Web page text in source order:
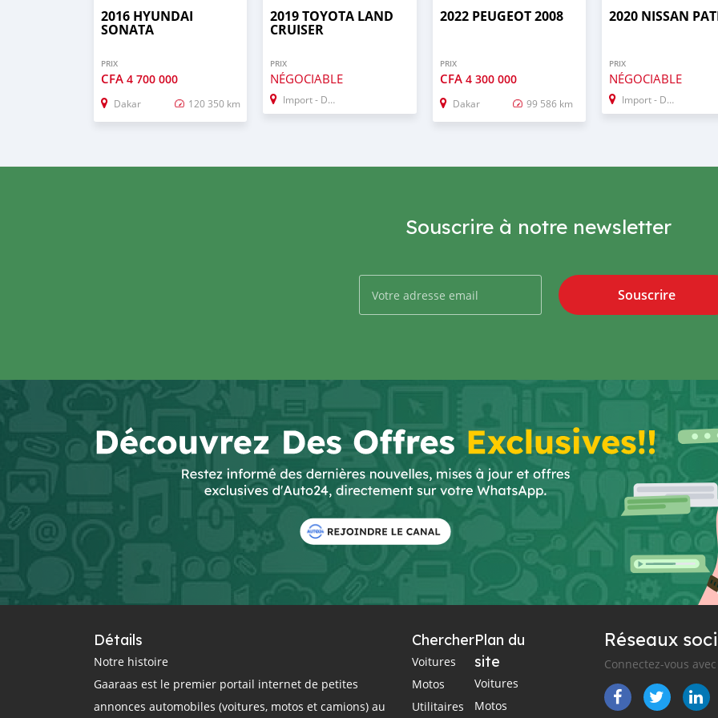
2016 HYUNDAI
SONATA
PRIX
CFA 4 700 000
Dakar 120 350 km
2019 TOYOTA LAND
CRUISER
PRIX
NÉGOCIABLE
Import - Dubai
2022 PEUGEOT 2008
PRIX
CFA 4 300 000
Dakar 99 586 km
2020 NISSAN
PRIX
NÉGOCIABLE
Import - Dubai
Souscrire à notre newsletter
Souscrire
Détails
Notre histoire
Gaaraas est le premier portail internet de petites
annonces automobiles (voitures, motos et camions) au
Chercher
Voitures
Motos
Utilitaires
Plan du
site
Voitures
Motos
Réseaux
Connectez-vous